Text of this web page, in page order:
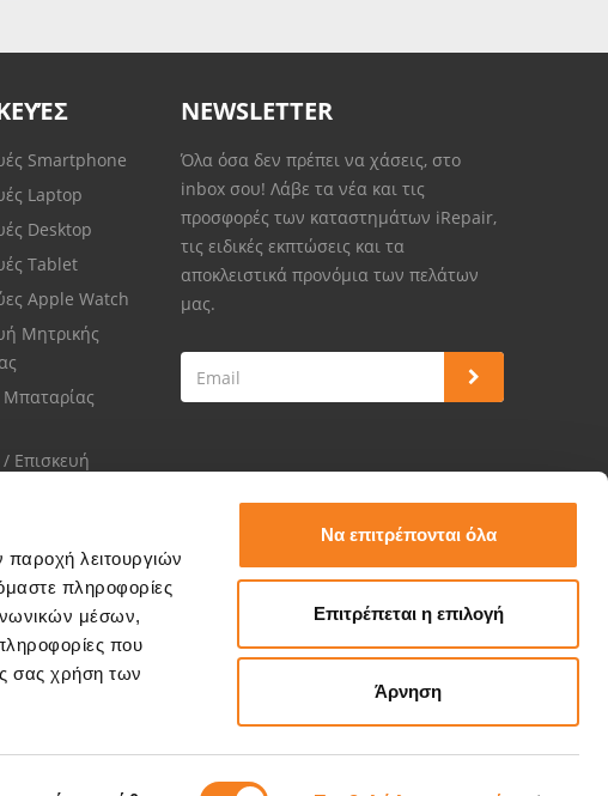
παροχή λειτουργιών
πληροφορίες
μέσων,
που
σας χρήση των
Να επιτρέπονται όλα
Επιτρέπεται η επιλογή
Άρνηση
Smartphone
Laptop
Desktop
Tablet
Apple Watch
Μητρικής
Μπαταρίας
Επισκευή
NEWSLETTER
Όλα όσα δεν πρέπει να χάσεις, στο
inbox σου! Λάβε τα νέα και τις
προσφορές των καταστημάτων iRepair,
τις ειδικές εκπτώσεις και τα
αποκλειστικά προνόμια των πελάτων
μας.